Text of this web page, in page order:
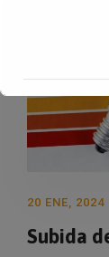
20 ENE, 2024
Subida